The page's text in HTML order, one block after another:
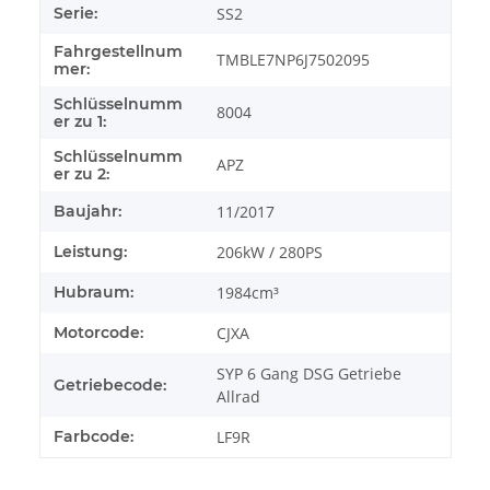
Serie: SS2
Fahrgestellnum
mer:
TMBLE7NP6J7502095
Schlüsselnumm
er zu 1:
8004
Schlüsselnumm
er zu 2:
APZ
Baujahr: 11/2017
Leistung: 206kW / 280PS
Hubraum: 1984cm³
Motorcode: CJXA
Getriebecode:
SYP 6 Gang DSG Getriebe
Allrad
Farbcode: LF9R